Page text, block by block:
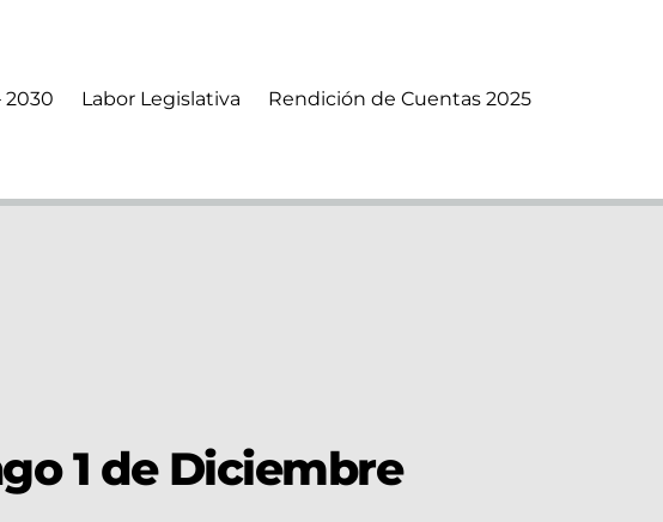
2030 Labor Legislativa Rendición de Cuentas 2025
1 de Diciembre